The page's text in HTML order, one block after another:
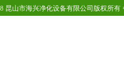
昆山市海兴净化设备有限公司版权所有